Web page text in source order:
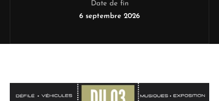
Date de fin
6 septembre 2026